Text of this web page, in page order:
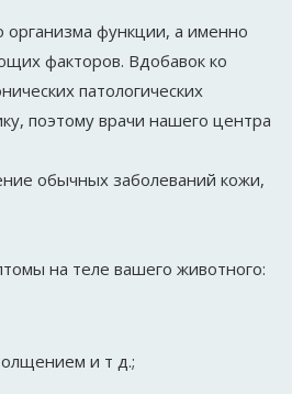
функции, а именно
факторов. Вдобавок ко
патологических
поэтому врачи нашего центра
обычных заболеваний кожи,
на теле вашего животного:
и т д.;